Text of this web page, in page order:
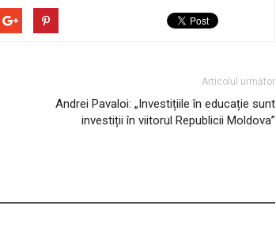
Articolul următor
Andrei Pavaloi: „Investițiile în educație sunt
investiții în viitorul Republicii Moldova”